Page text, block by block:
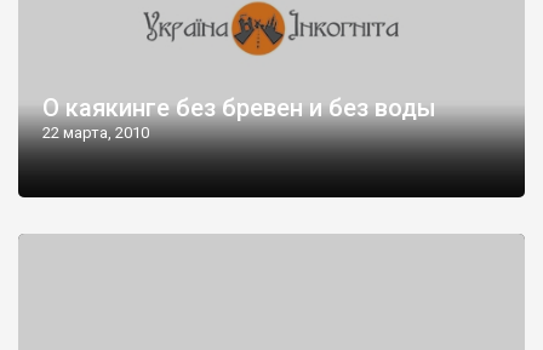
О каякинге без бревен и без воды
22 марта, 2010